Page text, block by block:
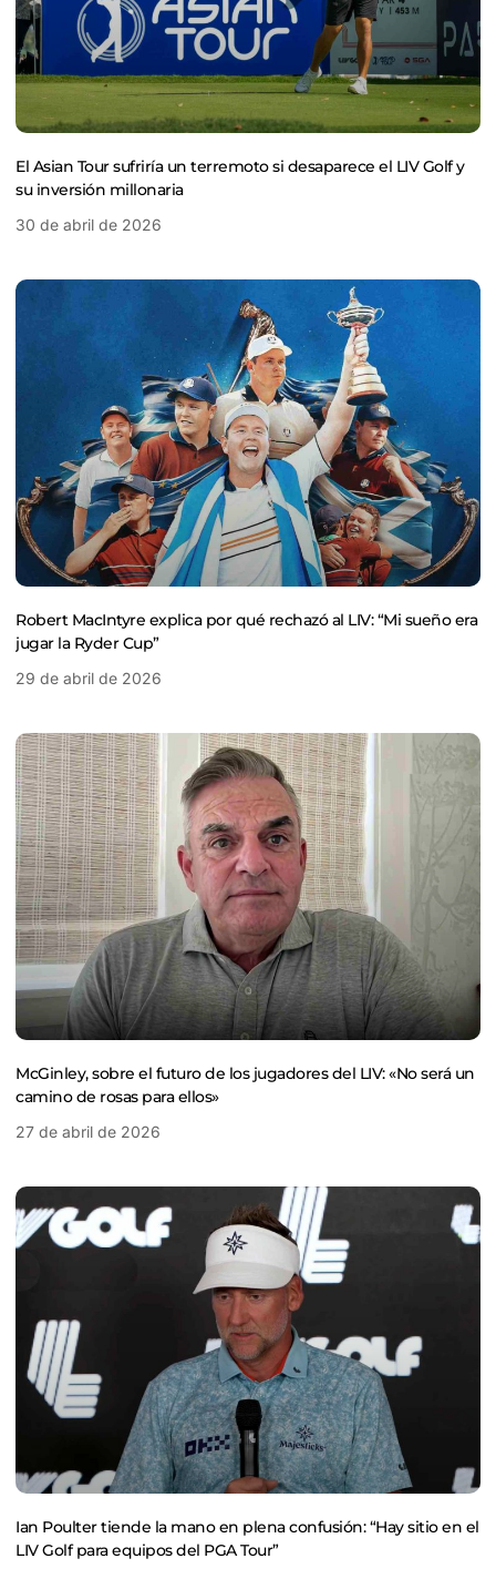
El Asian Tour sufriría un terremoto si desaparece el LIV Golf y
su inversión millonaria
30 de abril de 2026
Robert MacIntyre explica por qué rechazó al LIV: “Mi sueño era
jugar la Ryder Cup”
29 de abril de 2026
McGinley, sobre el futuro de los jugadores del LIV: «No será un
camino de rosas para ellos»
27 de abril de 2026
Ian Poulter tiende la mano en plena confusión: “Hay sitio en el
LIV Golf para equipos del PGA Tour”